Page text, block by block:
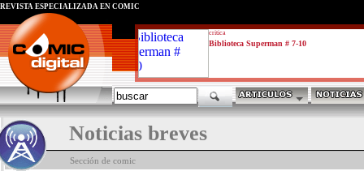
critica
Biblioteca Superman # 7-10
REVISTA ESPECIALIZADA EN CÓMIC
Noticias breves
Sección de comic